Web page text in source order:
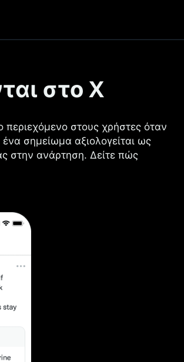
στο X
περιεχόμενο στους χρήστες όταν
σημείωμα αξιολογείται ως
στην ανάρτηση. Δείτε πώς